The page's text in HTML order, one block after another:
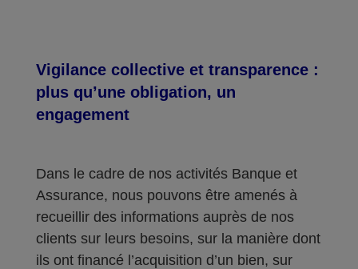
Vigilance collective et transparence :
plus qu’une obligation, un
engagement
Dans le cadre de nos activités Banque et
Assurance, nous pouvons être amenés à
recueillir des informations auprès de nos
clients sur leurs besoins, sur la manière dont
ils ont financé l’acquisition d’un bien, sur